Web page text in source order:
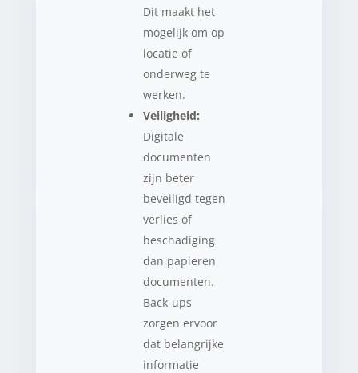
Dit maakt het
mogelijk om op
locatie of
onderweg te
werken.
Veiligheid:
Digitale
documenten
zijn beter
beveiligd tegen
verlies of
beschadiging
dan papieren
documenten.
Back-ups
zorgen ervoor
dat belangrijke
informatie